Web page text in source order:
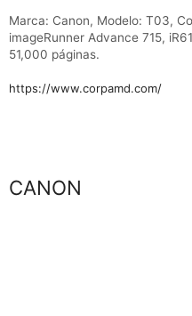
Marca: Canon, Modelo: T03,
imageRunner Advance 715,
51,000 páginas.
https://www.corpamd.com/
CANON